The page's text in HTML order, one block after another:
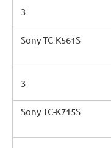
3
Sony TC-K561S
3
Sony TC-K715S